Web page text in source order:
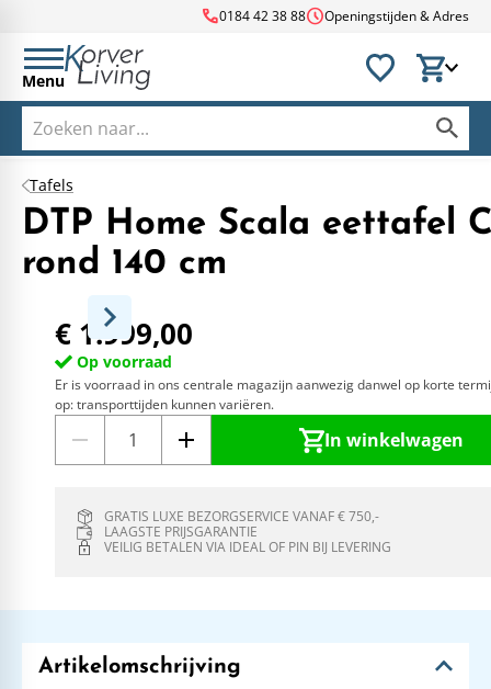
call0184 42 38 88scheduleOpeningstijden & Adres
Menu
Tafels
DTP Home Scala eettafel
rond 140 cm
€ 1.999,00
Op voorraad
Er is voorraad in ons centrale magazijn aanwezig danwel op korte
op: transporttijden kunnen variëren.
In winkelwagen
GRATIS LUXE BEZORGSERVICE VANAF € 750,-
LAAGSTE PRIJSGARANTIE
VEILIG BETALEN VIA IDEAL OF PIN BIJ LEVERING
Artikelomschrijving